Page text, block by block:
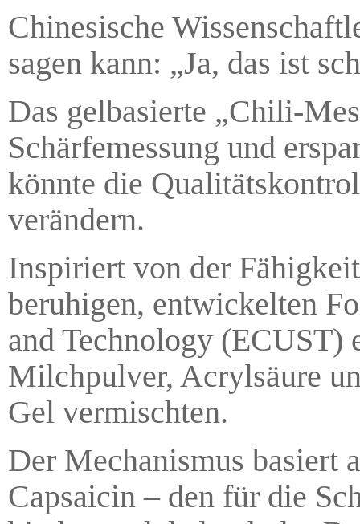
Chinesische
sagen kann: „Ja, das ist
Das gelbasierte „Chili-
Schärfemessung und
könnte die
verändern.
Inspiriert von der
beruhigen, entwickelten
and Technology (ECUST)
Milchpulver, Acrylsäure
Gel vermischten.
Der Mechanismus basiert
Capsaicin – den für die